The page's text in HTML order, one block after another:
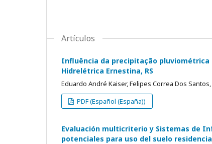
Artículos
Influência da precipitação
Hidrelétrica Ernestina, RS
Eduardo André Kaiser, Felipes Correa Dos
PDF (Español (España))
Evaluación multicriterio y Sistemas de
potenciales para uso del suelo